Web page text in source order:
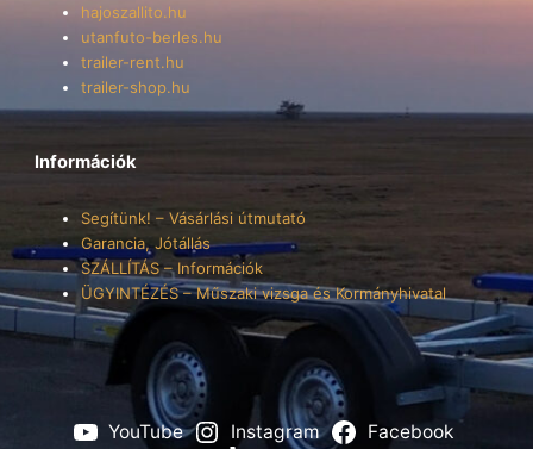
hajoszallito.hu
utanfuto-berles.hu
trailer-rent.hu
trailer-shop.hu
Információk
Segítünk! – Vásárlási útmutató
Garancia, Jótállás
SZÁLLÍTÁS – Információk
ÜGYINTÉZÉS – Műszaki vizsga és Kormányhivatal
YouTube Instagram
Facebook